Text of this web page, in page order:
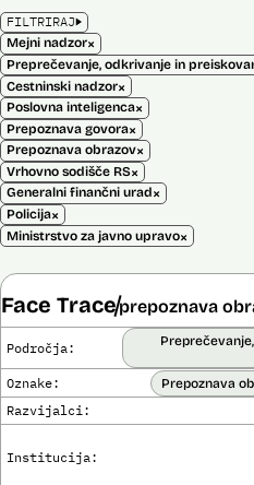
FILTRIRAJ
Mejni nadzor×
Cestninski nadzor×
Poslovna inteligenca×
Prepoznava govora×
Prepoznava obrazov×
Vrhovno sodišče RS×
Generalni finančni urad×
Policija×
Ministrstvo za javno upravo×
Face Traceprepoznava
Področja:
Oznake: Prepoznava
Razvijalci:
Institucija: